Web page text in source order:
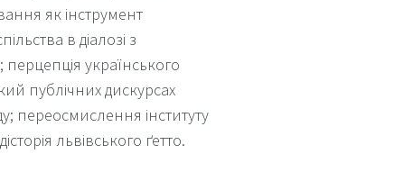
як інструмент
в діалозі з
українського
публічних дискурсах
переосмислення інституту
львівського ґетто.